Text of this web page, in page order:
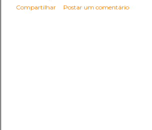
Compartilhar Postar um comentário